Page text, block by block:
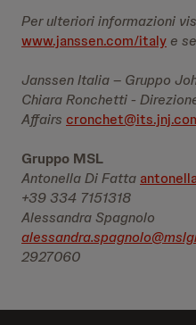
Per ulteriori informazioni
www.janssen.com/italy e
Janssen Italia – Gruppo
Chiara Ronchetti -
Affairs
Gruppo MSL
Antonella Di Fatta
+39 334 7151318
Alessandra Spagnolo
2927060